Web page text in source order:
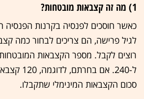
1) מה זה קצבאות מובטחות?
כאשר חוסכים לפנסיה בקרנות הפנסיה
לגיל פרישה, הם צריכים לבחור כמה
רוצים לקבל. מספר הקצבאות המובטחות
ל-240. אם
סכום הקצבאות המינימלי שתקבלו.